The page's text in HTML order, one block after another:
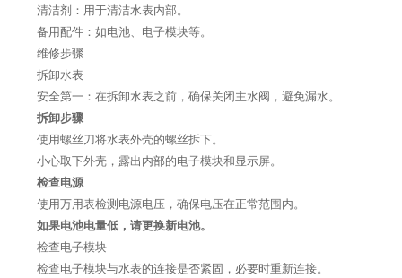
清洁剂：用于清洁水表内部。
备用配件：如电池、电子模块等。
维修步骤
拆卸水表
安全第一：在拆卸水表之前，确保关闭主水阀，避免漏水。
拆卸步骤
使用螺丝刀将水表外壳的螺丝拆下。
小心取下外壳，露出内部的电子模块和显示屏。
检查电源
使用万用表检测电源电压，确保电压在正常范围内。
如果电池电量低，请更换新电池。
检查电子模块
检查电子模块与水表的连接是否紧固，必要时重新连接。